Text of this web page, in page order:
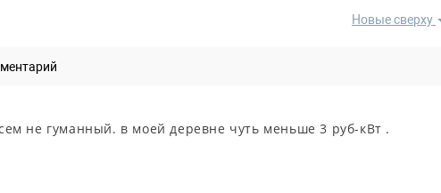
Новые сверху
не гуманный. в моей деревне чуть меньше 3 руб-кВт .